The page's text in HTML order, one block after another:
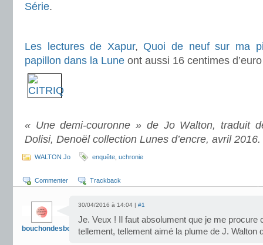
Série.
Les lectures de Xapur, Quoi de neuf sur ma
papillon dans la Lune ont aussi 16 centimes
« Une demi-couronne » de Jo Walton, traduit
Dolisi, Denoël collection Lunes d’encre, avril 2016.
WALTON Jo enquête uchronie
Commenter Trackback
bouchondesbois
30/04/2016 à 14:04 | #1
Je. Veux ! Il faut absolument que je me procure
tellement, tellement aimé la plume de J.